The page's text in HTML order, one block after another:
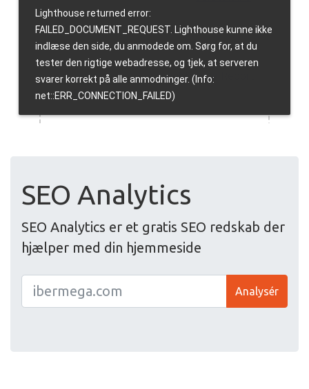
SEO Analytics
SEO Analytics er et gratis SEO redskab der
hjælper med din hjemmeside
Analysér